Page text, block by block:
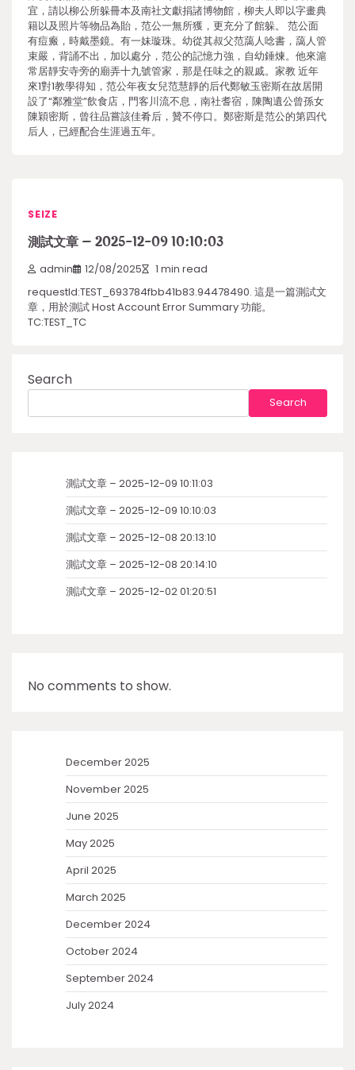
宜，請以柳公所躲冊本及南社文獻捐諸博物館，柳夫人即以字畫典
籍以及照片等物品為貽，范公一無所獲，更充分了館躲。 范公面
有痘瘢，時戴墨鏡。有一妹璇珠。幼從其叔父范藹人唸書，藹人管
束嚴，背誦不出，加以處分，范公的記憶力強，自幼錘煉。他來滬
常居靜安寺旁的廟弄十九號管家，那是任味之的親戚。家教 近年
來1對1教學得知，范公年夜女兒范慧靜的后代鄭敏玉密斯在故居開
設了“鄰雅堂”飲食店，門客川流不息，南社耆宿，陳陶遺公曾孫女
陳穎密斯，曾往品嘗該佳肴后，贊不停口。鄭密斯是范公的第四代
后人，已經配合生涯過五年。
SEIZE
測試文章 – 2025-12-09 10:10:03
admin 12/08/2025 1 min read
requestId:TEST_693784fbb41b83.94478490. 這是一篇測試文
章，用於測試 Host Account Error Summary 功能。
TC:TEST_TC
Search
Search
測試文章 – 2025-12-09 10:11:03
測試文章 – 2025-12-09 10:10:03
測試文章 – 2025-12-08 20:13:10
測試文章 – 2025-12-08 20:14:10
測試文章 – 2025-12-02 01:20:51
No comments to show.
December 2025
November 2025
June 2025
May 2025
April 2025
March 2025
December 2024
October 2024
September 2024
July 2024